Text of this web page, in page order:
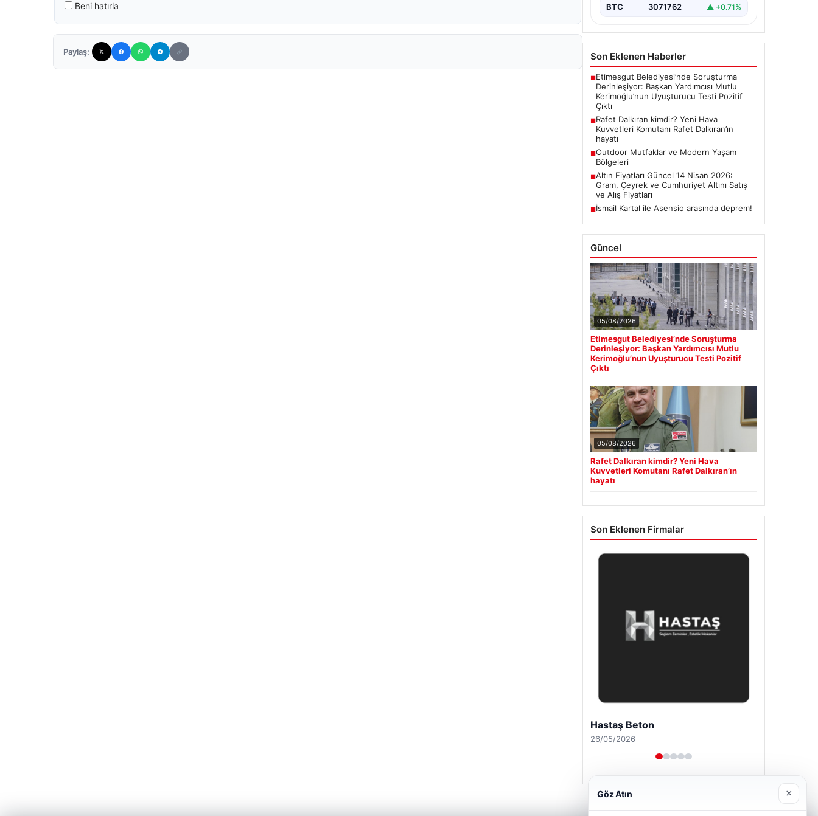
Beni hatırla
Paylaş:
BTC 3071762 ▲ +0.71%
Son Eklenen Haberler
■Etimesgut Belediyesi’nde Soruşturma
Derinleşiyor: Başkan Yardımcısı Mutlu
Kerimoğlu’nun Uyuşturucu Testi Pozitif
Çıktı
■Rafet Dalkıran kimdir? Yeni Hava
Kuvvetleri Komutanı Rafet Dalkıran’ın
hayatı
■Outdoor Mutfaklar ve Modern Yaşam
Bölgeleri
■Altın Fiyatları Güncel 14 Nisan 2026:
Gram, Çeyrek ve Cumhuriyet Altını Satış
ve Alış Fiyatları
■İsmail Kartal ile Asensio arasında deprem!
Güncel
05/08/2026
Etimesgut Belediyesi’nde Soruşturma
Derinleşiyor: Başkan Yardımcısı Mutlu
Kerimoğlu’nun Uyuşturucu Testi Pozitif
Çıktı
05/08/2026
Rafet Dalkıran kimdir? Yeni Hava
Kuvvetleri Komutanı Rafet Dalkıran’ın
hayatı
Son Eklenen Firmalar
Hastaş Beton
26/05/2026
Göz Atın ×